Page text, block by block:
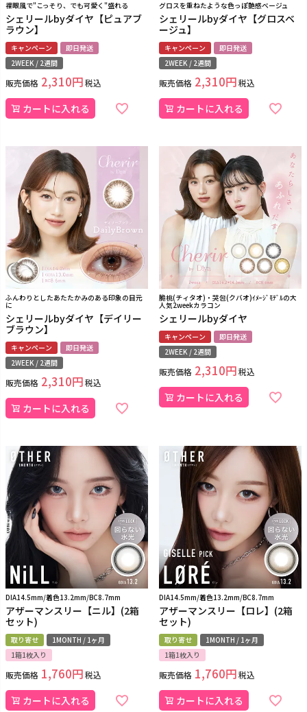
裸眼風で"こっそり、でも可愛く"盛れる
シェリールbyダイヤ【ピュアブ
ラウン】
キャンペーン
即日発送
2WEEK / 2週間
販売価格 2,310 税込
カートに入れる
グロスを重ねたような色っぽ艶感ベージュ
シェリールbyダイヤ【グロスベ
ージュ】
キャンペーン
即日発送
2WEEK / 2週間
販売価格 2,310 税込
カートに入れる
ふんわりとしたあたたかみのある印象の目元
に
シェリールbyダイヤ【デイリー
ブラウン】
キャンペーン
即日発送
2WEEK / 2週間
販売価格 2,310 税込
カートに入れる
脆桃(チィタオ)・哭包(クバオ)ｲﾒｰｼﾞﾓﾃﾞﾙの大
人気2weekカラコン
シェリールbyダイヤ
キャンペーン
即日発送
2WEEK / 2週間
販売価格 2,310 税込
カートに入れる
DIA14.5mm/着色13.2mm/BC8.7mm
アザーマンスリー【ニル】(2箱
セット)
取り寄せ
1MONTH / 1ヶ月
1箱1枚入り
販売価格 1,760 税込
カートに入れる
DIA14.5mm/着色13.2mm/BC8.7mm
アザーマンスリー【ロレ】(2箱
セット)
取り寄せ
1MONTH / 1ヶ月
1箱1枚入り
販売価格 1,760 税込
カートに入れる